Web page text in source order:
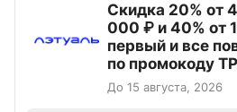
Скидка 20% от
000 ₽ и 40% от
первый и все
по промокоду
До 15 августа, 2026